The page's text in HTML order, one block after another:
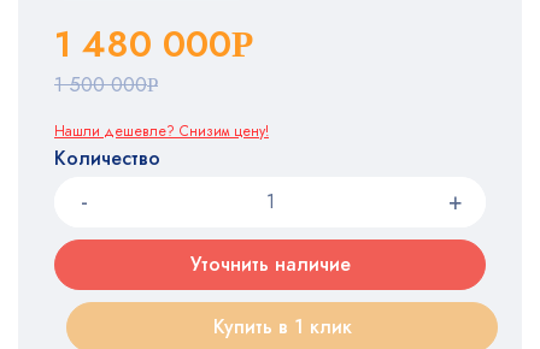
1 500 000Р
1 480 000Р
Нашли дешевле? Снизим цену!
Количество
Уточнить наличие
Купить в 1 клик